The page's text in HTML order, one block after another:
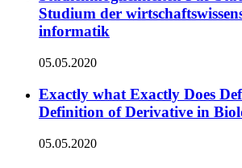
Studium der
informatik
05.05.2020
Exactly what Exactly Does
Definition of Derivative in
05.05.2020